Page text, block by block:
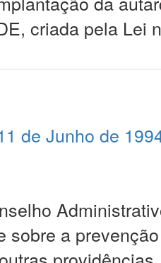
criada pela Lei
de Junho de
sobre a